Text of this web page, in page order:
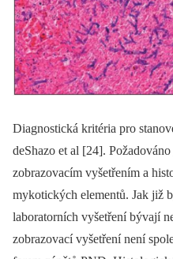
Diagnostická kritéria pro
deShazo et al [24].
zobrazovacím vyšetřením a
mykotických elementů. Jak již
laboratorních vyšetření bývají
zobrazovací vyšetření není